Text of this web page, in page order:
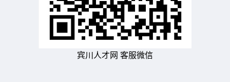
宾川人才网 客服微信